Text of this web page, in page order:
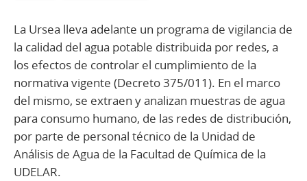
La Ursea lleva adelante un programa de vigilancia de
la calidad del agua potable distribuida por redes, a
los efectos de controlar el cumplimiento de la
normativa vigente (Decreto 375/011). En el marco
del mismo, se extraen y analizan muestras de agua
para consumo humano, de las redes de distribución,
por parte de personal técnico de la Unidad de
Análisis de Agua de la Facultad de Química de la
UDELAR.